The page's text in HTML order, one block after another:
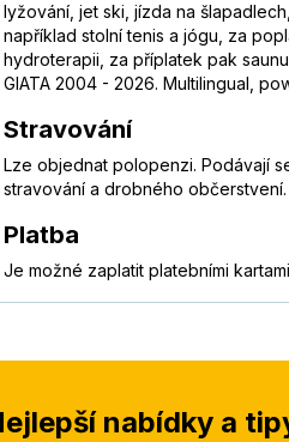
lyžování, jet ski, jízda na
například stolní tenis a jógu, za
hydroterapii, za příplatek pak
GIATA 2004 - 2026. Multilingual,
Stravování
Lze objednat polopenzi. Podávají
stravování a drobného
Platba
Je možné zaplatit platebními
nabídky a